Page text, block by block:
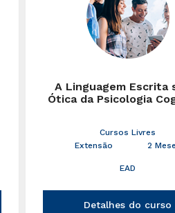
A Linguagem Escrita
Ótica da Psicologia
Cursos Livres
Extensão
2
EAD
Detalhes do curso